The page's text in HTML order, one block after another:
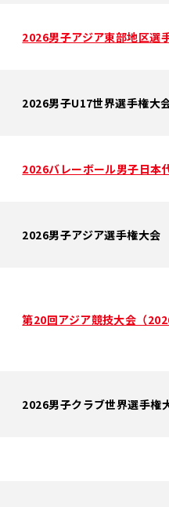
2026男子アジア東部地区選
2026男子U17世界選手権大
2026バレーボール男子日本
2026男子アジア選手権大会
第20回アジア競技大会（
2026男子クラブ世界選手権